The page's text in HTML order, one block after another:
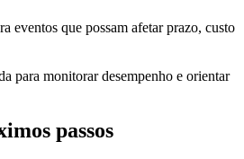
eventos que possam afetar prazo, custo
para monitorar desempenho e orientar
passos